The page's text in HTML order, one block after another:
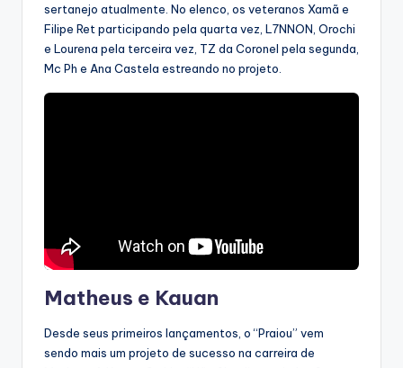
sertanejo atualmente. No elenco, os veteranos Xamã e
Filipe Ret participando pela quarta vez, L7NNON, Orochi
e Lourena pela terceira vez, TZ da Coronel pela segunda,
Mc Ph e Ana Castela estreando no projeto.
Matheus e Kauan
Desde seus primeiros lançamentos, o “Praiou” vem
sendo mais um projeto de sucesso na carreira de